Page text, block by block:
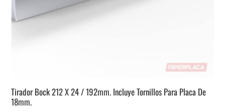
Tirador Bock 212 X 24 / 192mm. Incluye Tornillos Para Placa De
18mm.